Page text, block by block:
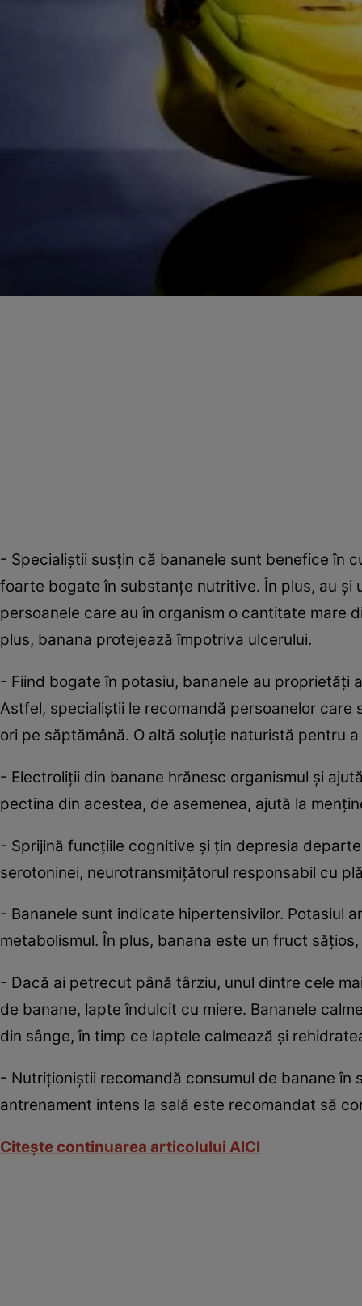
- Specialiştii susţin că bananele sunt benefice în
foarte bogate în substanţe nutritive. În plus, au
persoanele care au în organism o cantitate mare
plus, banana protejează împotriva ulcerului.
- Fiind bogate în potasiu, bananele au proprietăţi
Astfel, specialiştii le recomandă persoanelor
ori pe săptămână. O altă soluţie naturistă pentru
- Electroliţii din banane hrănesc organismul şi
pectina din acestea, de asemenea, ajută la
- Sprijină funcţiile cognitive şi ţin depresia
serotoninei, neurotransmiţătorul responsabil cu
- Bananele sunt indicate hipertensivilor. Potasiul
metabolismul. În plus, banana este un fruct
- Dacă ai petrecut până târziu, unul dintre cele
de banane, lapte îndulcit cu miere. Bananele
din sânge, în timp ce laptele calmează şi
- Nutriţioniştii recomandă consumul de banane
antrenament intens la sală este recomandat să
Citeşte continuarea articolului AICI